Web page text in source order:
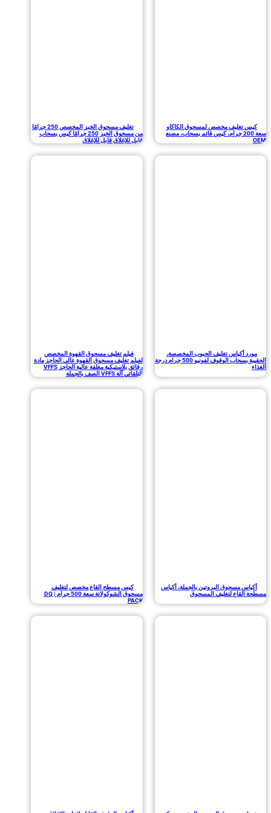
مخصص لمسحوق الكاكاو
سعة 200 جرام، كيس قائم بسحاب، مصنع
تغليف مسحوق الخبز المخصص 250 جرامًا
من مسحوق الخبز 250 جرامًا كيس بسحاب
قابل للإغلاق قابل للإغلاق
أكياس تغليف الحبوب المخصصة،
الحقيبة بسحاب الوقوف لفونيو 500 جرام درجة
فيلم تغليف مسحوق القهوة المخصص
لفيلم تغليف مسحوق القهوة عالي الحاجز مادة
رقائق بلاستيكية مغلفة عالية الحاجز VFFS
التلقائي آلة VFFS الصف بالجملة
مسحوق البروتين بالجملة، أكياس
لتغليف المسحوق
كيس مسطح القاع مخصص لتغليف
مسحوق الشوكولاتة سعة 500 جرام | DQ
PACK